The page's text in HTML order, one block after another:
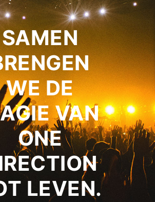
SAMEN
WE DE
VAN
ONE
LEVEN.